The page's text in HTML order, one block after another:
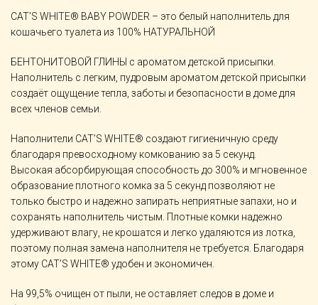
CAT’S WHITE® BABY POWDER – это белый наполнитель для
кошачьего туалета из 100% НАТУРАЛЬНОЙ
БЕНТОНИТОВОЙ ГЛИНЫ с ароматом детской присыпки.
Наполнитель с легким, пудровым ароматом детской присыпки
создаёт ощущение тепла, заботы и безопасности в доме для
всех членов семьи.
Наполнители CAT’S WHITE® создают гигиеничную среду
благодаря превосходному комкованию за 5 секунд.
Высокая абсорбирующая способность до 300% и мгновенное
образование плотного комка за 5 секунд позволяют не
только быстро и надежно запирать неприятные запахи, но и
сохранять наполнитель чистым. Плотные комки надежно
удерживают влагу, не крошатся и легко удаляются из лотка,
поэтому полная замена наполнителя не требуется. Благодаря
этому CAT’S WHITE® удобен и экономичен.
На 99,5% очищен от пыли, не оставляет следов в доме и